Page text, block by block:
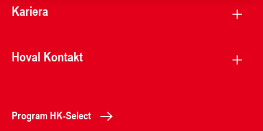
Kariera
Hoval Kontakt
Program HK-Select